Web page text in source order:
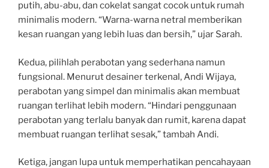
putih, abu-abu, dan cokelat sangat cocok untuk rumah
minimalis modern. “Warna-warna netral memberikan
kesan ruangan yang lebih luas dan bersih,” ujar Sarah.
Kedua, pilihlah perabotan yang sederhana namun
fungsional. Menurut desainer terkenal, Andi Wijaya,
perabotan yang simpel dan minimalis akan membuat
ruangan terlihat lebih modern. “Hindari penggunaan
perabotan yang terlalu banyak dan rumit, karena dapat
membuat ruangan terlihat sesak,” tambah Andi.
Ketiga, jangan lupa untuk memperhatikan pencahayaan